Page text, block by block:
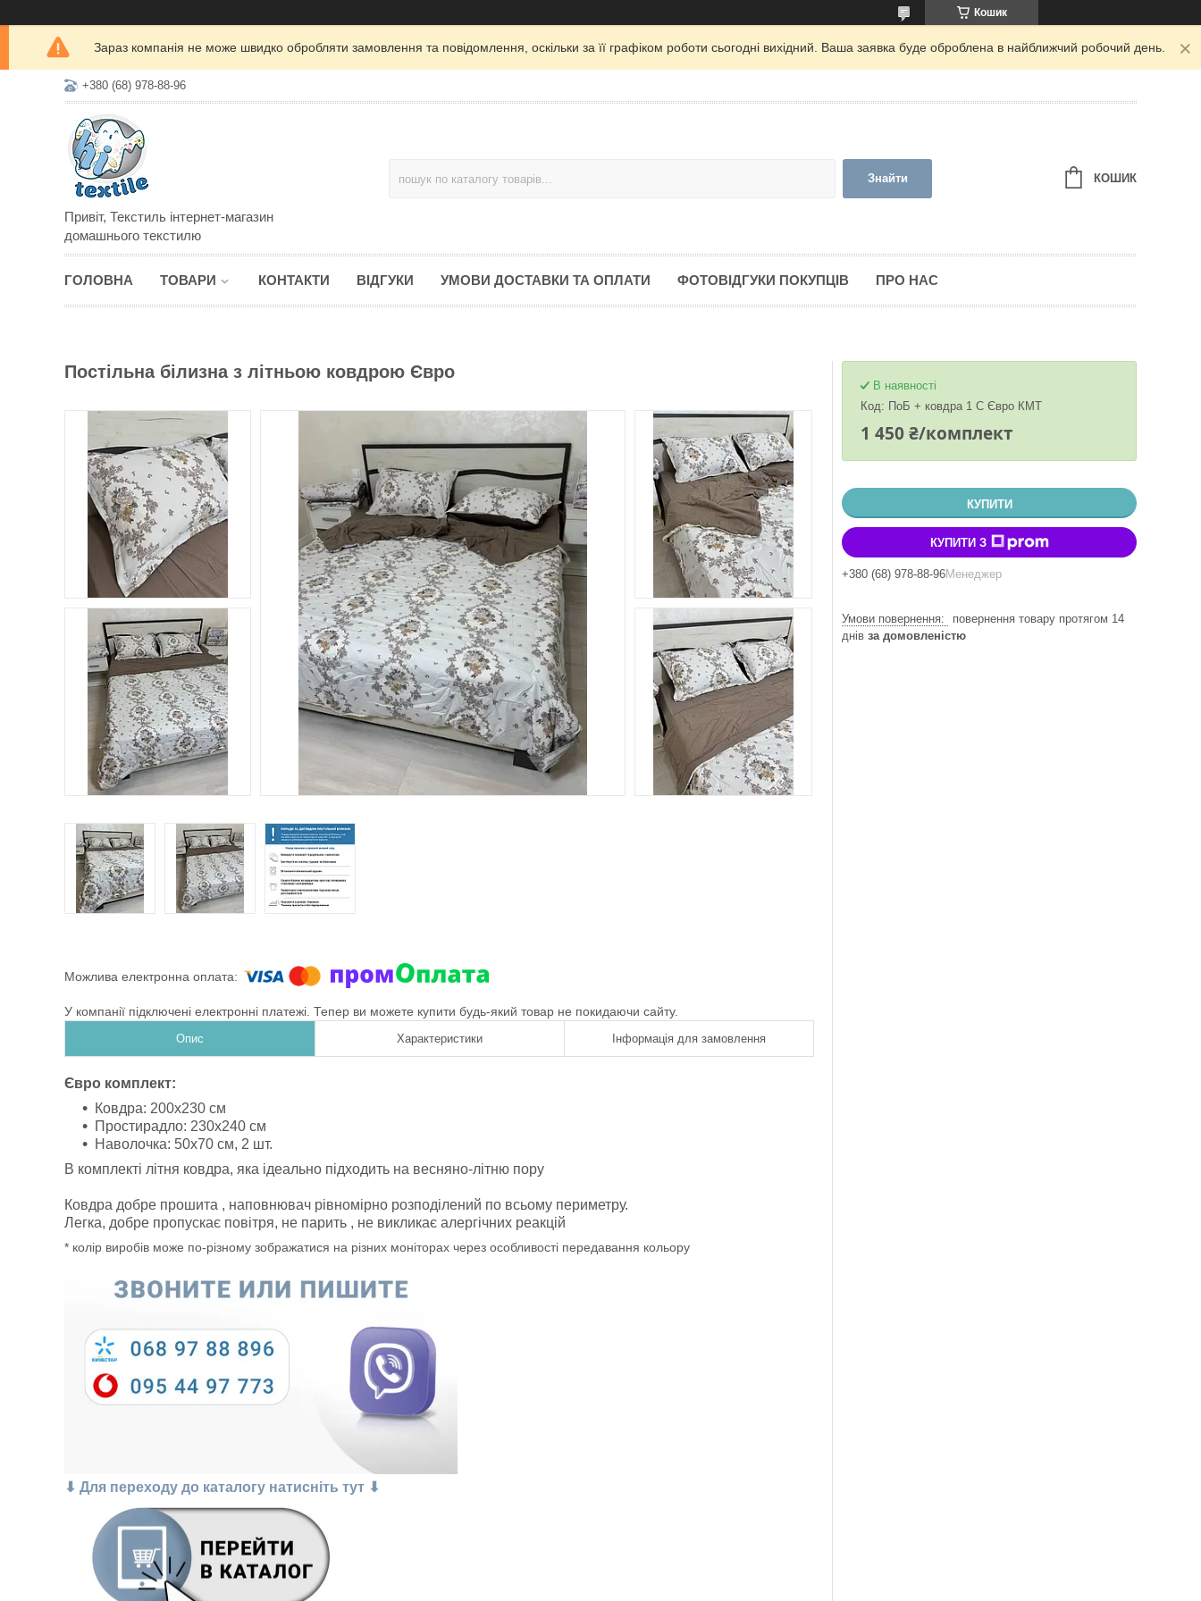
Кошик
Зараз компанія не може швидко обробляти замовлення та повідомлення, оскільки за її графіком роботи сьогодні вихідний. Ваша заявка буде оброблена в найближчий робочий день.
+380 (68) 978-88-96
Привіт, Текстиль інтернет-магазин
домашнього текстилю
Знайти КОШИК
ГОЛОВНА ТОВАРИ КОНТАКТИ ВІДГУКИ УМОВИ ДОСТАВКИ ТА ОПЛАТИ ФОТОВІДГУКИ ПОКУПЦІВ ПРО НАС
Постільна білизна з літньою ковдрою Євро
У компанії підключені електронні платежі. Тепер ви можете купити будь-який товар не покидаючи сайту.
Опис Характеристики Інформація для замовлення
Євро комплект:
Ковдра: 200х230 см
Простирадло: 230х240 см
Наволочка: 50x70 см, 2 шт.
В комплекті літня ковдра, яка ідеально підходить на весняно-літню пору
Ковдра добре прошита , наповнювач рівномірно розподілений по всьому периметру.
Легка, добре пропускає повітря, не парить , не викликає алергічних реакцій
* колір виробів може по-різному зображатися на різних моніторах через особливості передавання кольору
⬇ Для переходу до каталогу натисніть тут ⬇
В наявності
Код: ПоБ + ковдра 1 С Євро КМТ
1 450 ₴/комплект
КУПИТИ
КУПИТИ З
+380 (68) 978-88-96Менеджер
повернення товару протягом 14
днів за домовленістю